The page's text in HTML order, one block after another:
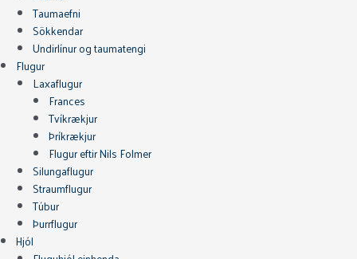
Taumaefni
Sökkendar
Undirlínur og taumatengi
Flugur
Laxaflugur
Frances
Tvíkrækjur
Þríkrækjur
Flugur eftir Nils Folmer
Silungaflugur
Straumflugur
Túbur
Þurrflugur
Hjól